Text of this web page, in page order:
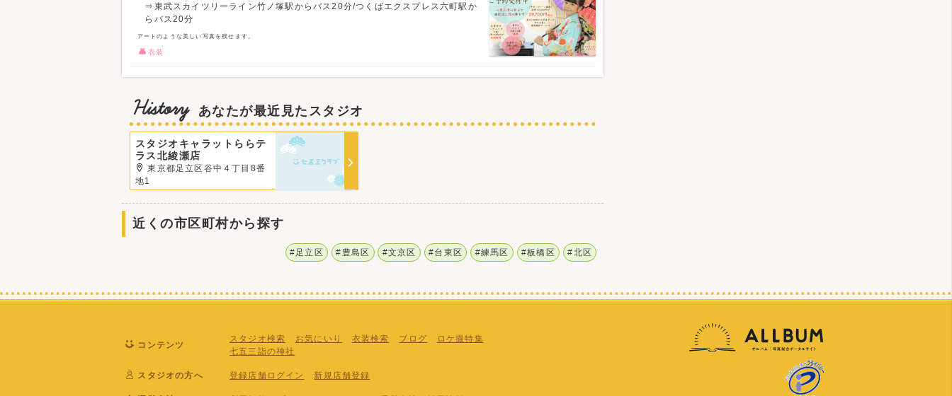
⇒東武スカイツリーライン竹ノ塚駅からバス20分/つくばエクスプレス六町駅か
らバス20分
アートのような美しい写真を残せます。
衣装
History あなたが最近見たスタジオ
スタジオキャラットららテ
ラス北綾瀬店
東京都足立区谷中４丁目8番
地1
近くの市区町村から探す
#足立区 #豊島区 #文京区 #台東区 #練馬区 #板橋区 #北区
コンテンツ
スタジオ検索 お気にいり 衣装検索 ブログ
ロケ撮特集
七五三詣の神社
スタジオの方へ 登録店舗ログイン 新規店舗登録